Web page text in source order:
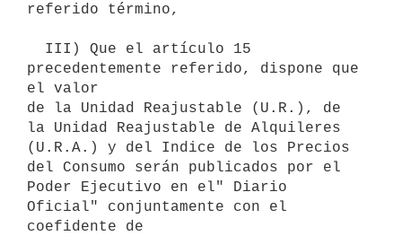
referido término,
precedentemente referido, dispone que
el valor
de la Unidad Reajustable (U.R.), de
la Unidad Reajustable de Alquileres
(U.R.A.) y del Indice de los Precios
del Consumo serán publicados por el
Poder Ejecutivo en el" Diario
Oficial" conjuntamente con el
coefidente de